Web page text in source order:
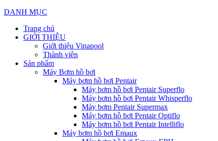
DANH MỤC
Trang chủ
GIỚI THIỆU
Giới thiệu Vinapool
Thành viên
Sản phẩm
Máy Bơm hồ bơi
Máy bơm hồ bơi Pentair
Máy bơm hồ bơi Pentair Superflo
Máy bơm hồ bơi Pentair Whisperflo
Máy bơm Pentair Supermax
Máy bơm hồ bơi Pentair Optiflo
Máy bơm hồ bơi Pentair Intelliflo
Máy bơm hồ bơi Emaux